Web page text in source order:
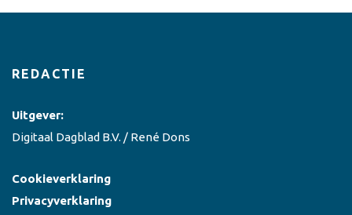
REDACTIE
Uitgever:
Digitaal Dagblad B.V. / René Dons
Cookieverklaring
Privacyverklaring